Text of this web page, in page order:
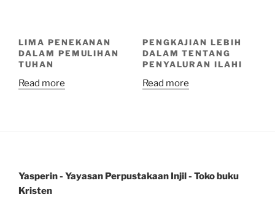
LIMA PENEKANAN
DALAM PEMULIHAN
TUHAN
Read more
PENGKAJIAN LEBIH
DALAM TENTANG
PENYALURAN ILAHI
Read more
Yasperin - Yayasan Perpustakaan Injil - Toko buku
Kristen